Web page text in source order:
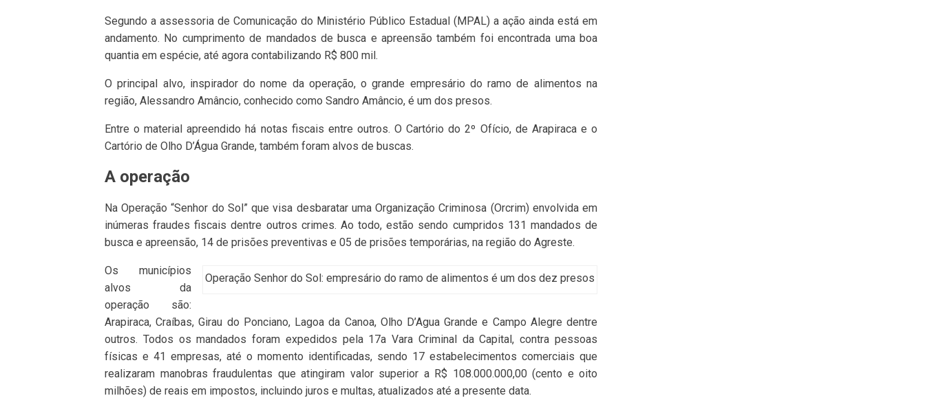
Segundo a assessoria de Comunicação do Ministério Público Estadual (MPAL) a ação ainda está em
andamento. No cumprimento de mandados de busca e apreensão também foi encontrada uma boa
quantia em espécie, até agora contabilizando R$ 800 mil.
O principal alvo, inspirador do nome da operação, o grande empresário do ramo de alimentos na
região, Alessandro Amâncio, conhecido como Sandro Amâncio, é um dos presos.
Entre o material apreendido há notas fiscais entre outros. O Cartório do 2º Ofício, de Arapiraca e o
Cartório de Olho D’Água Grande, também foram alvos de buscas.
A operação
Na Operação “Senhor do Sol” que visa desbaratar uma Organização Criminosa (Orcrim) envolvida em
inúmeras fraudes fiscais dentre outros crimes. Ao todo, estão sendo cumpridos 131 mandados de
busca e apreensão, 14 de prisões preventivas e 05 de prisões temporárias, na região do Agreste.
Operação Senhor do Sol: empresário do ramo de alimentos é um dos dez presos
Os municípios
alvos da
operação são:
Arapiraca, Craíbas, Girau do Ponciano, Lagoa da Canoa, Olho D’Agua Grande e Campo Alegre dentre
outros. Todos os mandados foram expedidos pela 17a Vara Criminal da Capital, contra pessoas
físicas e 41 empresas, até o momento identificadas, sendo 17 estabelecimentos comerciais que
realizaram manobras fraudulentas que atingiram valor superior a R$ 108.000.000,00 (cento e oito
milhões) de reais em impostos, incluindo juros e multas, atualizados até a presente data.